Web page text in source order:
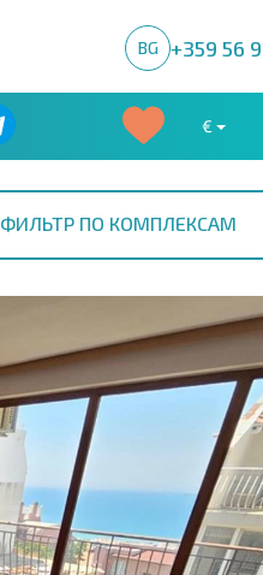
BG +359 56
€
ФИЛЬТР ПО КОМПЛЕКСАМ